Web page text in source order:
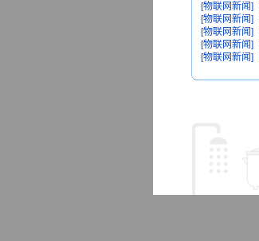
[物联网新闻]
[物联网新闻]
[物联网新闻]
[物联网新闻]
[物联网新闻]